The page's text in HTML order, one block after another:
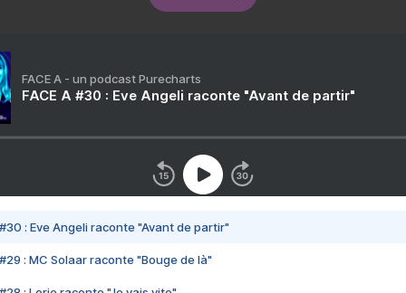
FACE A - un podcast Purecharts
FACE A #30 : Eve Angeli raconte "Avant de partir"
#30 : Eve Angeli raconte "Avant de partir"
#29 : MC Solaar raconte "Bouge de là"